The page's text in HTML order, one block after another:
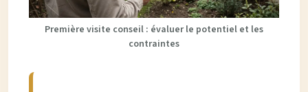
Première visite conseil : évaluer le potentiel et les
contraintes